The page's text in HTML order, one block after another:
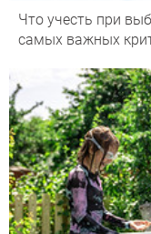
Что учесть при
самых важных